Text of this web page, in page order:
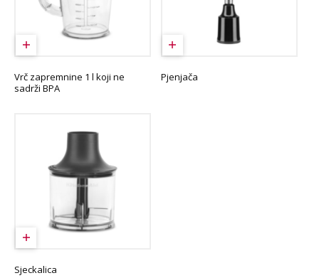
Vrč zapremnine 1 l koji ne
sadrži BPA
Pjenjača
Sjeckalica